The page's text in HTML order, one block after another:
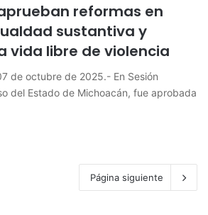
reformas en
sustantiva y
vida libre de violencia
de octubre de 2025.- En Sesión
del Estado de Michoacán, fue aprobada
Página siguiente